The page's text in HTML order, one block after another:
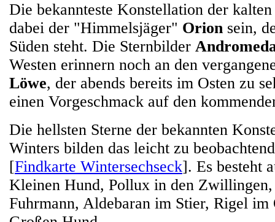
Die bekannteste Konstellation der
dabei der "Himmelsjäger" Orion sein,
Süden steht. Die Sternbilder
Westen erinnern noch an den
Löwe, der abends bereits im Osten zu
einen Vorgeschmack auf den
Die hellsten Sterne der bekannten
Winters bilden das leicht zu
[Findkarte Wintersechseck]. Es besteht
Kleinen Hund, Pollux in den
Fuhrmann, Aldebaran im Stier, Rigel